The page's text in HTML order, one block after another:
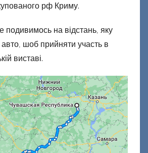
рф Криму.
подивимось на відстань, яку
авто, шоб прийняти участь в
виставі.